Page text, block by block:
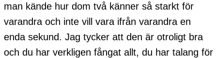
man kände hur dom två känner så starkt för
varandra och inte vill vara ifrån varandra en
enda sekund. Jag tycker att den är otroligt bra
och du har verkligen fångat allt, du har talang för